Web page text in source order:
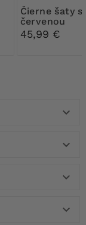
Čierne šaty s
červenou
semišovou
vsadkou
45,99 €



